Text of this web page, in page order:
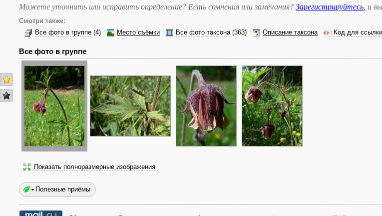
Можете уточнить или исправить определение? Есть сомнения или замечания? Зарегистрируйтесь , и
Смотри также:
Все фото в группе (4) Место съёмки Все фото таксона(363) Описание таксона Код для
Все фото в группе
Показать полноразмерные изображения
Полезные приёмы